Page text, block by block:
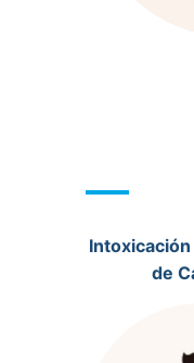
de